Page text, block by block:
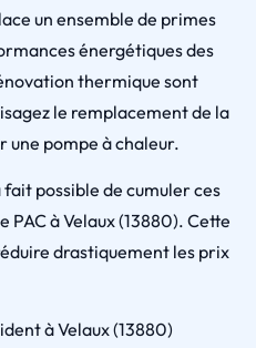
un ensemble de primes
énergétiques des
thermique sont
le remplacement de la
une pompe à chaleur.
fait possible de cumuler ces
PAC à Velaux (13880). Cette
drastiquement les prix
à Velaux (13880)